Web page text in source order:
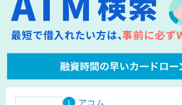
1
アコム